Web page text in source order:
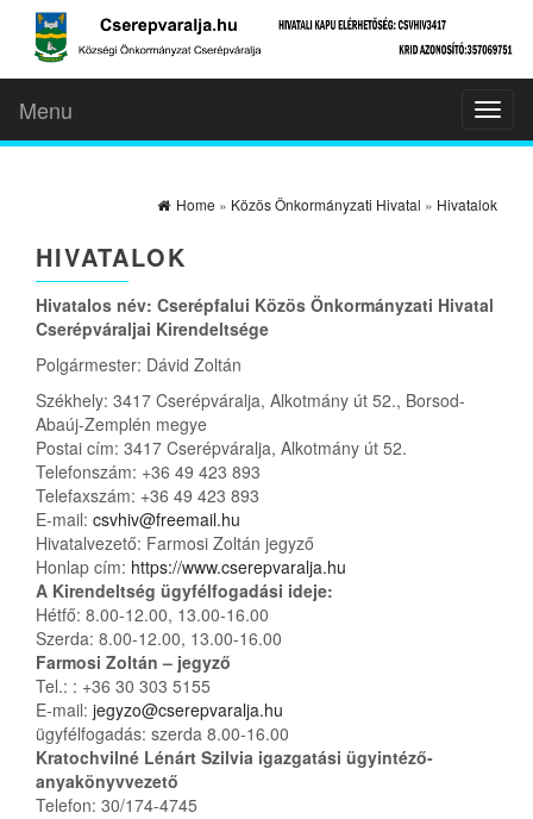
Menu
Home » Közös Önkormányzati Hivatal » Hivatalok
HIVATALOK
Hivatalos név: Cserépfalui Közös Önkormányzati Hivatal
Cserépváraljai Kirendeltsége
Polgármester: Dávid Zoltán
Székhely: 3417 Cserépváralja, Alkotmány út 52., Borsod-
Abaúj-Zemplén megye
Postai cím: 3417 Cserépváralja, Alkotmány út 52.
Telefonszám: +36 49 423 893
Telefaxszám: +36 49 423 893
E-mail: csvhiv@freemail.hu
Hivatalvezető: Farmosi Zoltán jegyző
Honlap cím: https://www.cserepvaralja.hu
A Kirendeltség ügyfélfogadási ideje:
Hétfő: 8.00-12.00, 13.00-16.00
Szerda: 8.00-12.00, 13.00-16.00
Farmosi Zoltán – jegyző
Tel.: : +36 30 303 5155
E-mail: jegyzo@cserepvaralja.hu
ügyfélfogadás: szerda 8.00-16.00
Kratochvilné Lénárt Szilvia igazgatási ügyintéző-
anyakönyvvezető
Telefon: 30/174-4745